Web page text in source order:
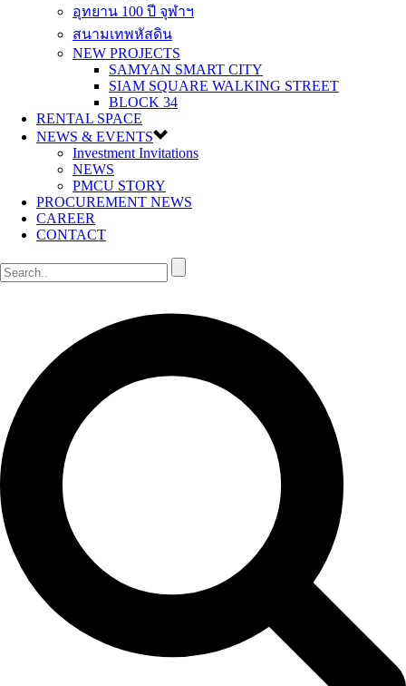
อุทยาน 100 ปี จุฬาฯ
สนามเทพหัสดิน
NEW PROJECTS
SAMYAN SMART CITY
SIAM SQUARE WALKING STREET
BLOCK 34
RENTAL SPACE
NEWS & EVENTS
Investment Invitations
NEWS
PMCU STORY
PROCUREMENT NEWS
CAREER
CONTACT